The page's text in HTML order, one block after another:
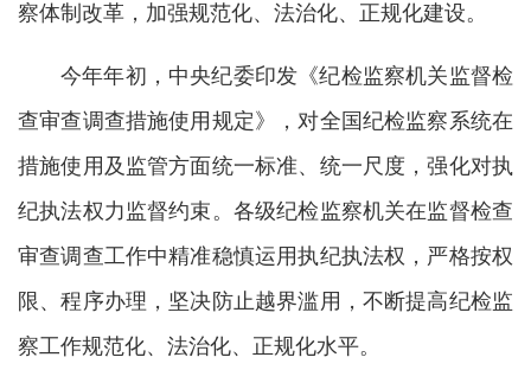
察体制改革，加强规范化、法治化、正规化建设。
今年年初，中央纪委印发《纪检监察机关监督检
查审查调查措施使用规定》，对全国纪检监察系统在
措施使用及监管方面统一标准、统一尺度，强化对执
纪执法权力监督约束。各级纪检监察机关在监督检查
审查调查工作中精准稳慎运用执纪执法权，严格按权
限、程序办理，坚决防止越界滥用，不断提高纪检监
察工作规范化、法治化、正规化水平。